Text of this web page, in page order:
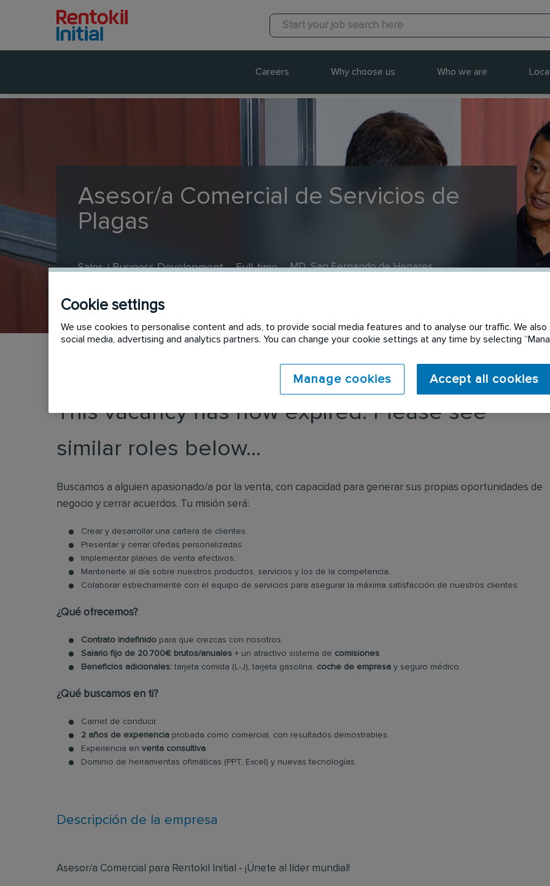
Careers Why choose us Who we are
Asesor/a Comercial de Servicios de
Plagas
Sales / Business Development Full-time MD, San Fernando de Henares
This vacancy has now expired. Please see
similar roles below...
Buscamos a alguien apasionado/a por la venta, con capacidad para generar sus propias oportunidades de
negocio y cerrar acuerdos. Tu misión será:
Crear y desarrollar una cartera de clientes.
Presentar y cerrar ofertas personalizadas.
Implementar planes de venta efectivos.
Mantenerte al día sobre nuestros productos, servicios y los de la competencia.
Colaborar estrechamente con el equipo de servicios para asegurar la máxima satisfacción de nuestros clientes.
¿Qué ofrecemos?
Contrato indefinido para que crezcas con nosotros.
Salario fijo de 20.700€ brutos/anuales + un atractivo sistema de comisiones.
Beneficios adicionales: tarjeta comida (L-J), tarjeta gasolina, coche de empresa y seguro médico.
¿Qué buscamos en ti?
Carnet de conducir.
2 años de experiencia probada como comercial, con resultados demostrables.
Experiencia en venta consultiva.
Dominio de herramientas ofimáticas (PPT, Excel) y nuevas tecnologías.
Descripción de la empresa
Asesor/a Comercial para Rentokil Initial - ¡Únete al líder mundial!
Cookie settings
We use cookies to personalise content and ads, to provide social media features and to analyse our traffic. We
social media, advertising and analytics partners. You can change your cookie settings at any time by selecting
Manage cookies Accept all cookies